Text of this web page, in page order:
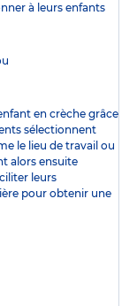
à leurs enfants
en crèche grâce
sélectionnent
le lieu de travail ou
alors ensuite
leurs
pour obtenir une